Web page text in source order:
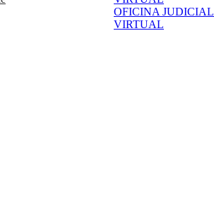
OFICINA JUDICIAL
VIRTUAL